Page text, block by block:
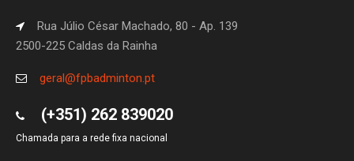
Rua Júlio César Machado, 80 - Ap. 139
2500-225 Caldas da Rainha
geral@fpbadminton.pt
(+351) 262 839020
Chamada para a rede fixa nacional